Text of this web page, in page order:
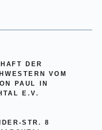
DER
VOM
PAUL IN
E.V.
STR. 8